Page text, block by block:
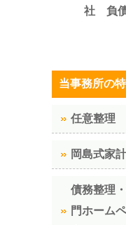
社 負債
当事務所の
任意整理
岡島式家
債務整理
門ホーム